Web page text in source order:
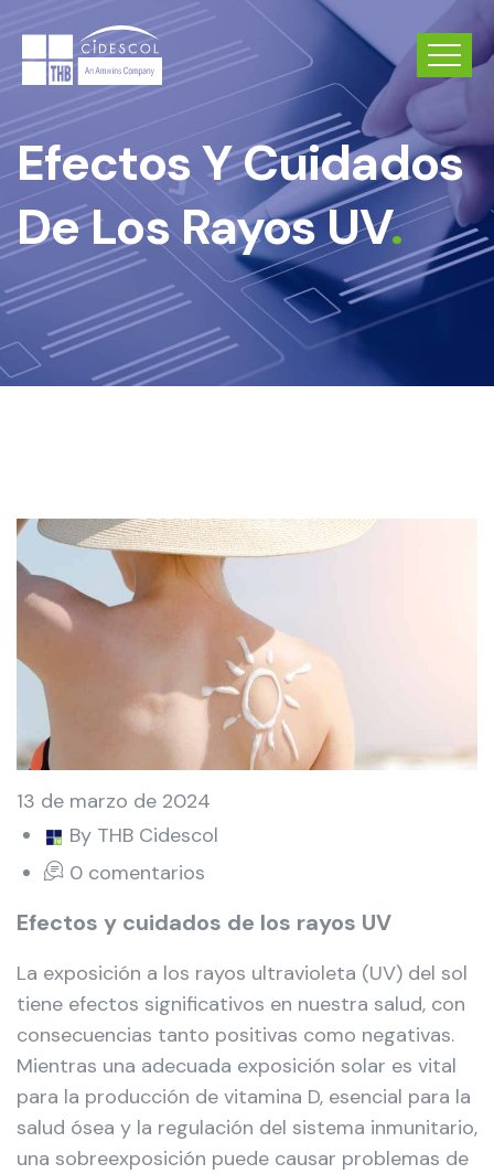
Efectos Y Cuidados
De Los Rayos UV.
13 de marzo de 2024
By THB Cidescol
0 comentarios
Efectos y cuidados de los rayos UV
La exposición a los rayos ultravioleta (UV) del sol
tiene efectos significativos en nuestra salud, con
consecuencias tanto positivas como negativas.
Mientras una adecuada exposición solar es vital
para la producción de vitamina D, esencial para la
salud ósea y la regulación del sistema inmunitario,
una sobreexposición puede causar problemas de